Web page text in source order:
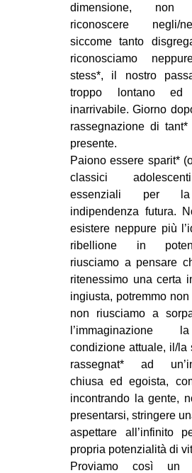
dimensione, non
riconoscere negli/
siccome tanto
riconosciamo
stess*, il nostro
troppo lontano
inarrivabile. Giorno
rassegnazione di tant*
presente.
Paiono essere sparit*
classici
essenziali per
indipendenza futura.
esistere neppure più
ribellione in
riusciamo a pensare
ritenessimo una certa
ingiusta, potremmo non
non riusciamo a
l’immaginazione
condizione attuale, il/la
rassegnat* ad
chiusa ed egoista,
incontrando la gente,
presentarsi, stringere
aspettare all’infinito
propria potenzialità di
Proviamo così un